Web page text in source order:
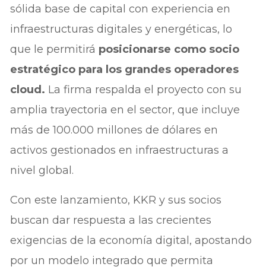
sólida base de capital con experiencia en
infraestructuras digitales y energéticas, lo
que le permitirá posicionarse como socio
estratégico para los grandes operadores
cloud. La firma respalda el proyecto con su
amplia trayectoria en el sector, que incluye
más de 100.000 millones de dólares en
activos gestionados en infraestructuras a
nivel global.
Con este lanzamiento, KKR y sus socios
buscan dar respuesta a las crecientes
exigencias de la economía digital, apostando
por un modelo integrado que permita